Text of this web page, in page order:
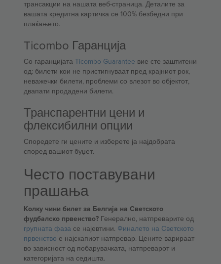
трансакции на нашата веб-страница. Деталите за
вашата кредитна картичка се 100% безбедни при
плаќањето.
Ticombo Гаранција
Со гаранцијата Ticombo Guarantee вие сте заштитени
од: билети кои не пристигнуваат пред крајниот рок,
неважечки билети, проблеми со влезот во објектот,
двапати продадени билети.
Транспарентни цени и
флексибилни опции
Споредете ги цените и изберете ја најдобрата
според вашиот буџет.
Често поставувани
прашања
Колку чини билет за Белгија на Светското
фудбалско првенство? Генерално, натпреварите од
групната фаза се најевтини. Финалето на Светското
првенство е најскапиот натпревар. Цените варираат
во зависност од побарувачката, натпреварот и
категоријата на седишта.